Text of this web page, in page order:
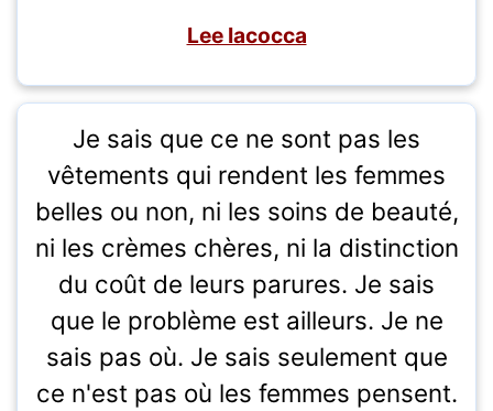
Lee Iacocca
Je sais que ce ne sont pas les
vêtements qui rendent les femmes
belles ou non, ni les soins de beauté,
ni les crèmes chères, ni la distinction
du coût de leurs parures. Je sais
que le problème est ailleurs. Je ne
sais pas où. Je sais seulement que
ce n'est pas où les femmes pensent.